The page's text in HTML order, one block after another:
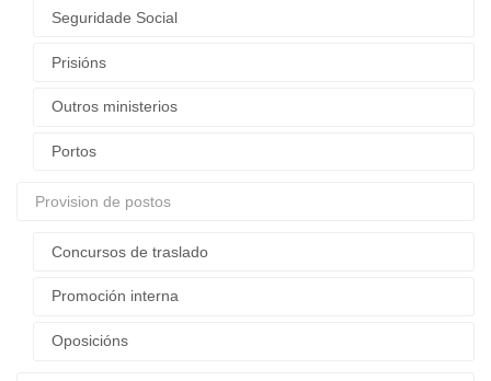
Seguridade Social
Prisións
Outros ministerios
Portos
Provision de postos
Concursos de traslado
Promoción interna
Oposicións